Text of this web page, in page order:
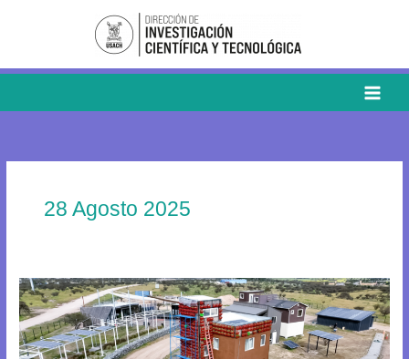
28 Agosto 2025
Proyecto
científico
logra
integración